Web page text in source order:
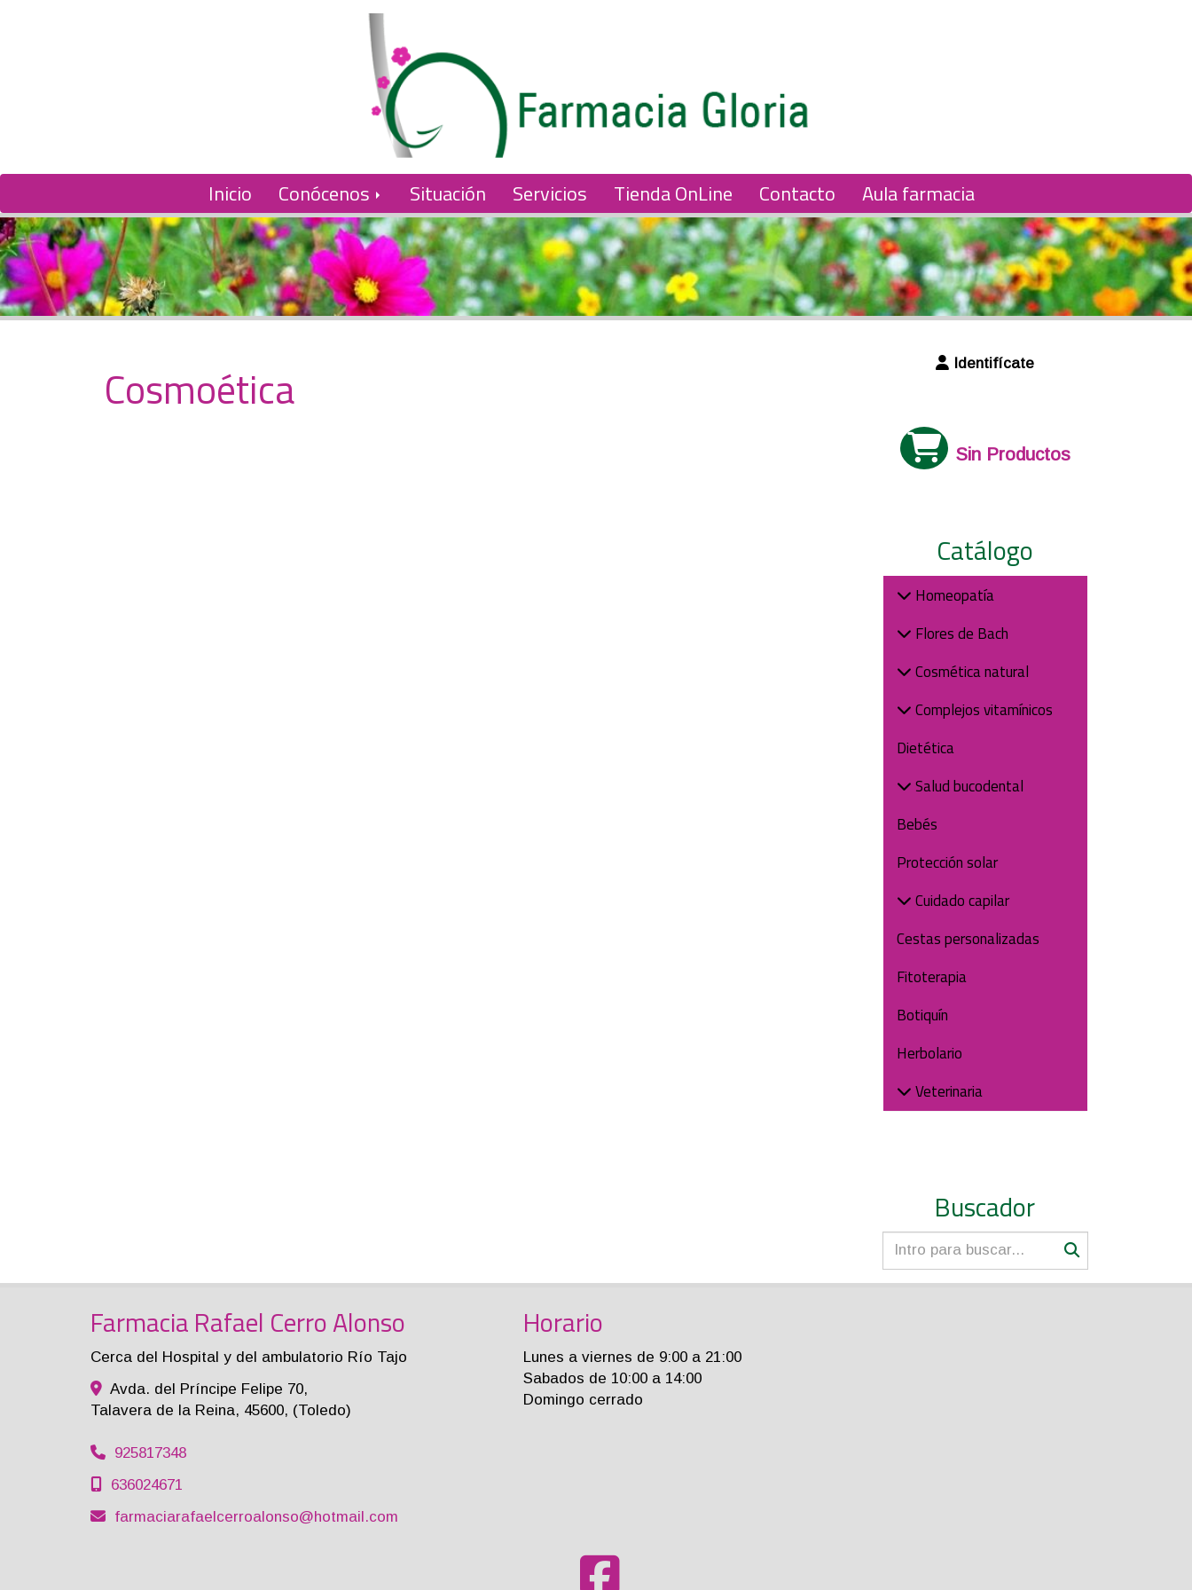
Inicio Conócenos Situación Servicios Tienda OnLine Contacto Aula farmacia
Cosmoética Identifícate
Sin Productos
Catálogo
Homeopatía
Flores de Bach
Cosmética natural
Complejos vitamínicos
Dietética
Salud bucodental
Bebés
Protección solar
Cuidado capilar
Cestas personalizadas
Fitoterapia
Botiquín
Herbolario
Veterinaria
Buscador
Farmacia Rafael Cerro Alonso
Cerca del Hospital y del ambulatorio Río Tajo
Avda. del Príncipe Felipe 70,
Talavera de la Reina, 45600, (Toledo)
925817348
636024671
farmaciarafaelcerroalonso
hotmail.com
Horario
Lunes a viernes de 9:00 a 21:00
Sabados de 10:00 a 14:00
Domingo cerrado